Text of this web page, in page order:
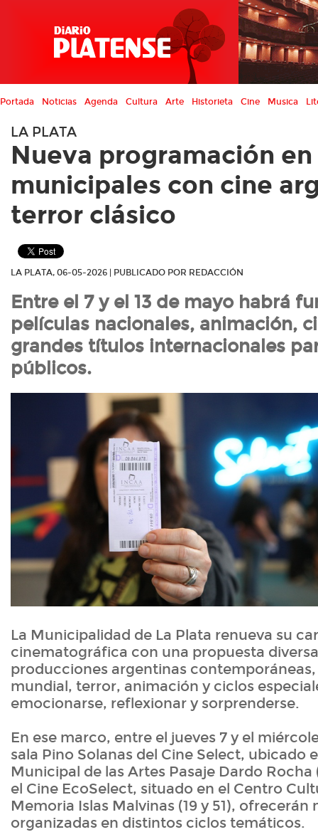
Portada Noticias Agenda Cultura Arte Historieta Cine Musica
LA PLATA
Nueva programación en
municipales con cine
terror clásico
LA PLATA, 06-05-2026 | PUBLICADO POR REDACCIÓN
Entre el 7 y el 13 de mayo habrá
películas nacionales, animación,
grandes títulos internacionales
públicos.
La Municipalidad de La Plata renueva su
cinematográfica con una propuesta
producciones argentinas
mundial, terror, animación y ciclos
emocionarse, reflexionar y sorprenderse.
En ese marco, entre el jueves 7 y el
sala Pino Solanas del Cine Select, ubicado
Municipal de las Artes Pasaje Dardo Rocha
el Cine EcoSelect, situado en el Centro
Memoria Islas Malvinas (19 y 51),
organizadas en distintos ciclos temáticos.